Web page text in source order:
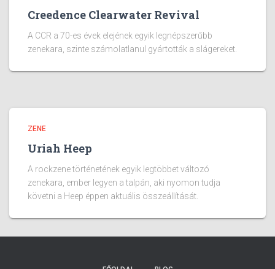
Creedence Clearwater Revival
A CCR a 70-es évek elejének egyik legnépszerűbb
zenekara, szinte számolatlanul gyártották a slágereket.
ZENE
Uriah Heep
A rockzene történetének egyik legtöbbet változó
zenekara, ember legyen a talpán, aki nyomon tudja
követni a Heep éppen aktuális összeállítását.